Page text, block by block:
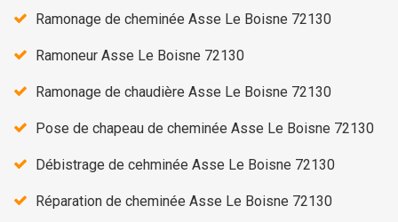
Ramonage de cheminée Asse Le Boisne 72130
Ramoneur Asse Le Boisne 72130
Ramonage de chaudière Asse Le Boisne 72130
Pose de chapeau de cheminée Asse Le Boisne 72130
Débistrage de cehminée Asse Le Boisne 72130
Réparation de cheminée Asse Le Boisne 72130